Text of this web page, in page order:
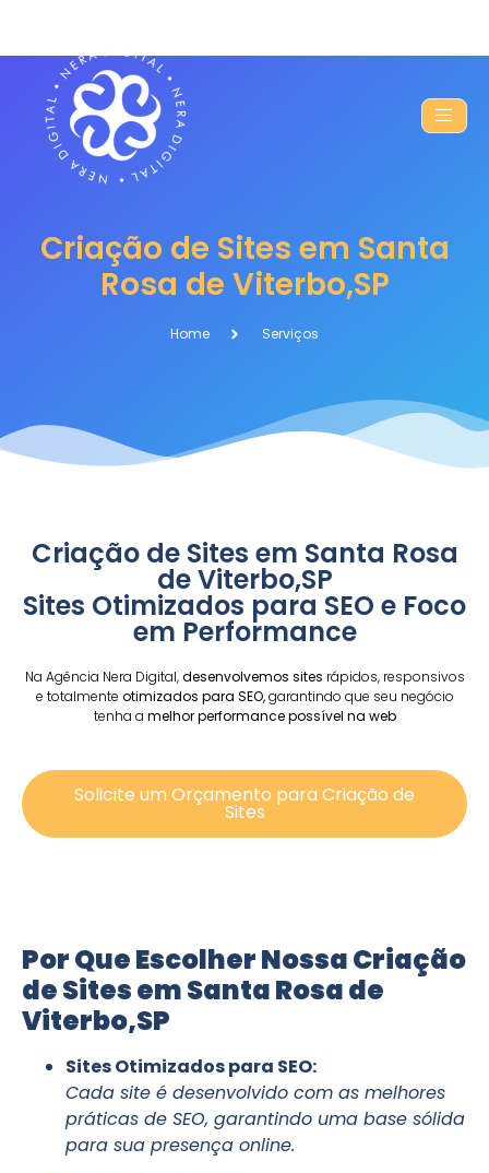
Criação de Sites em Santa
Rosa de Viterbo,SP
Home Serviços
Criação de Sites em Santa Rosa
de Viterbo,SP
Sites Otimizados para SEO e Foco
em Performance
Na Agência Nera Digital,desenvolvemos sites rápidos, responsivos
e totalmente otimizados para SEO,garantindo que seu negócio
tenha a melhor performance possível na web
Solicite um Orçamento para Criação de
Sites
Por Que Escolher Nossa Criação
de Sites em Santa Rosa de
Viterbo,SP
Sites Otimizados para SEO:
Cada site é desenvolvido com as melhores
práticas de SEO, garantindo uma base sólida
para sua presença online.